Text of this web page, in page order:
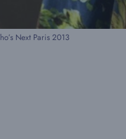
Next Paris 2013